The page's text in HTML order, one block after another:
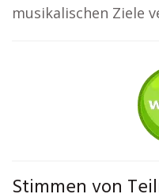
musikalischen Ziele
Stimmen von